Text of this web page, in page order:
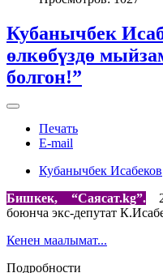
Кубанычбек
өлкөбүздө
болгон!”
Печать
E-mail
Кубанычбек Исабеков
Бишкек, “Саясат.kg”.
боюнча экс-депутат
Кенен маалымат...
Подробности